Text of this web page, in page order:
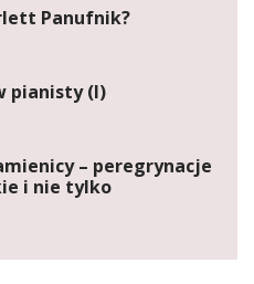
Panufnik?
pianisty (I)
– peregrynacje
i nie tylko